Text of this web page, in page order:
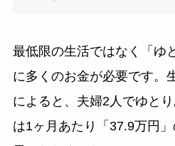
最低限の生活ではなく「ゆ
に多くのお金が必要です。
によると、夫婦2人でゆと
は1ヶ月あたり「37.9万円